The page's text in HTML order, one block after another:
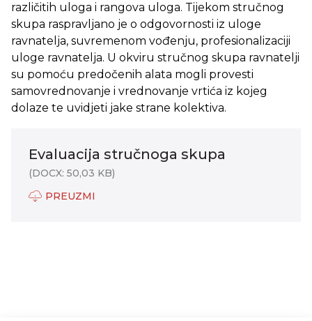
različitih uloga i rangova uloga. Tijekom stručnog
skupa raspravljano je o odgovornosti iz uloge
ravnatelja, suvremenom vođenju, profesionalizaciji
uloge ravnatelja. U okviru stručnog skupa ravnatelji
su pomoću predočenih alata mogli provesti
samovrednovanje i vrednovanje vrtića iz kojeg
dolaze te uvidjeti jake strane kolektiva.
Evaluacija stručnoga skupa
(DOCX: 50,03 KB)
PREUZMI